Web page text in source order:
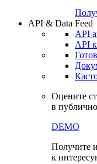
API & Data Feed
API
API
Оцените
в
DEMO
Получите
к